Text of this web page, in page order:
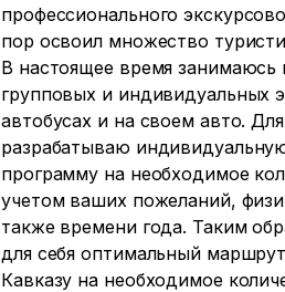
профессионального
пор освоил множество
В настоящее время занимаюсь
групповых и индивидуальных
автобусах и на своем авто.
разрабатываю
программу на необходимое
учетом ваших пожеланий,
также времени года. Таким
для себя оптимальный
Кавказу на необходимое